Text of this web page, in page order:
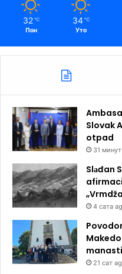
32 ℃
Пон
34 ℃
Уто
Slovak
otpad
31
Slаđan
4 сата
21 сат